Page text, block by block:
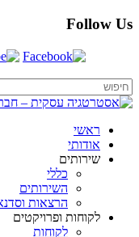
Follow Us
ראשי
אודותי
שירותים
כללי
השירותים
הרצאות
לקוחות ופרויקטים
לקוחות